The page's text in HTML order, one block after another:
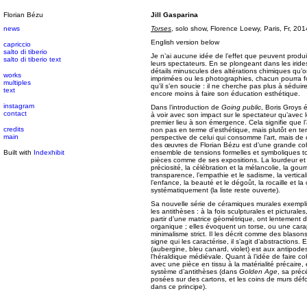
Florian Bézu
news
capriccio
salto di tiberio
salto di tiberio text
works
multiples
text
instagram
contact
credits
main
Built with Indexhibit
Jill Gasparina
Torses , solo show, Florence Loewy, Paris, Fr,
English version below
Je n’ai aucune idée de l’effet que peuvent
leurs spectateurs. En se plongeant dans les
détails minuscules des altérations chimiques
imprimées ou les photographies, chacun pourra
qu’il s’en soucie : il ne cherche pas plus à
encore moins à faire son éducation esthétique.
Dans l’introduction de Going public , Boris Groys
à voir avec son impact sur le spectateur
premier lieu à son émergence. Cela signifie que
non pas en terme d’esthétique, mais plutôt en
perspective de celui qui consomme l’art, mais
des œuvres de Florian Bézu est d’une grande
ensemble de tensions formelles et symboliques
pièces comme de ses expositions. La lourdeur
préciosité, la célébration et la mélancolie, la
transparence, l’empathie et le sadisme, la
l’enfance, la beauté et le dégoût, la rocaille et la
systématiquement (la liste reste ouverte).
Sa nouvelle série de céramiques murales
les antithèses : à la fois sculpturales et
partir d’une matrice géométrique, ont lentement
organique ; elles évoquent un torse, ou une
minimalisme strict. Il les décrit comme des
signe qui les caractérise, il s’agit d’abstractions.
(aubergine, bleu canard, violet) est aux
l’héraldique médiévale. Quant à l’idée de faire
avec une pièce en tissu à la matérialité précaire,
système d’antithèses (dans Golden Age , sa
posées sur des cartons, et les coins de murs
dans ce principe).